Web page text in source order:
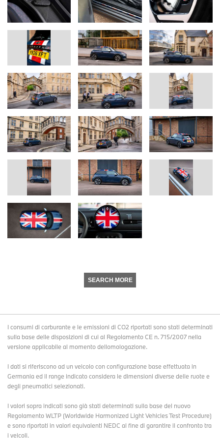
SEARCH MORE
I consumi di carburante e le emissioni di CO2 riportati sono stati determinati
sulla base delle disposizioni di cui al Regolamento CE n. 715/2007 nella
versione applicabile al momento dellomologazione.
I dati si riferiscono ad un veicolo con configurazione base effettuata in
Germania ed il range indicato considera le dimensioni diverse delle ruote e
degli pneumatici selezionati.
I valori sopra indicati sono già stati determinati sulla base del nuovo
Regolamento WLTP (Worldwide Harmonized Light Vehicles Test Procedure)
e sono riportati in valori equivalenti NEDC al fine di garantire il confronto tra
i veicoli.